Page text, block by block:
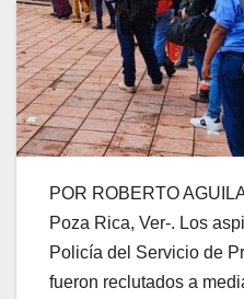
POR ROBERTO
Poza Rica, Ver-. Los
Policía del Servicio de
fueron reclutados a